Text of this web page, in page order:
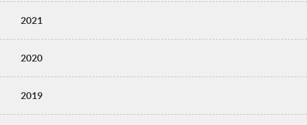
2021
2020
2019